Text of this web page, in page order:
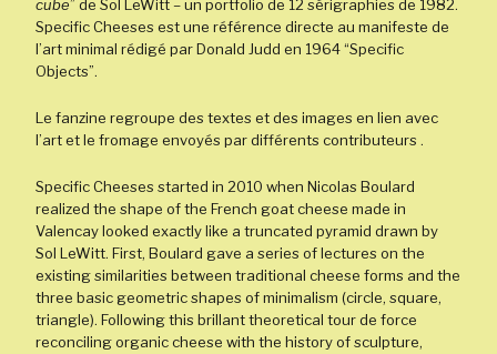
cube” de Sol LeWitt – un portfolio de 12 sérigraphies de 1982.
Specific Cheeses est une référence directe au manifeste de
l’art minimal rédigé par Donald Judd en 1964 “Specific
Objects”.
Le fanzine regroupe des textes et des images en lien avec
l’art et le fromage envoyés par différents contributeurs .
Specific Cheeses started in 2010 when Nicolas Boulard
realized the shape of the French goat cheese made in
Valencay looked exactly like a truncated pyramid drawn by
Sol LeWitt. First, Boulard gave a series of lectures on the
existing similarities between traditional cheese forms and the
three basic geometric shapes of minimalism (circle, square,
triangle). Following this brillant theoretical tour de force
reconciling organic cheese with the history of sculpture,